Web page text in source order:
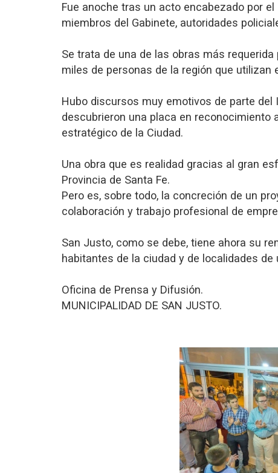
Fue anoche tras un acto encabezado por
miembros del Gabinete, autoridades
Se trata de una de las obras más
miles de personas de la región que
Hubo discursos muy emotivos de parte del
descubrieron una placa en
estratégico de la Ciudad.
Una obra que es realidad gracias al gran
Provincia de Santa Fe.
Pero es, sobre todo, la concreción de un
colaboración y trabajo profesional de
San Justo, como se debe, tiene ahora su
habitantes de la ciudad y de localidades de
Oficina de Prensa y Difusión.
MUNICIPALIDAD DE SAN JUSTO.